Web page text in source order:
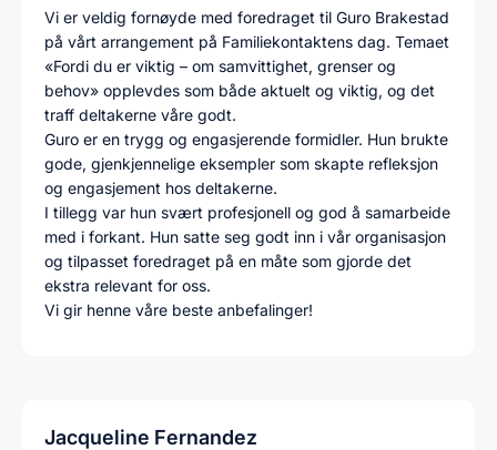
Vi er veldig fornøyde med foredraget til Guro Brakestad
på vårt arrangement på Familiekontaktens dag. Temaet
«Fordi du er viktig – om samvittighet, grenser og
behov» opplevdes som både aktuelt og viktig, og det
traff deltakerne våre godt.
Guro er en trygg og engasjerende formidler. Hun brukte
gode, gjenkjennelige eksempler som skapte refleksjon
og engasjement hos deltakerne.
I tillegg var hun svært profesjonell og god å samarbeide
med i forkant. Hun satte seg godt inn i vår organisasjon
og tilpasset foredraget på en måte som gjorde det
ekstra relevant for oss.
Vi gir henne våre beste anbefalinger!
Jacqueline Fernandez